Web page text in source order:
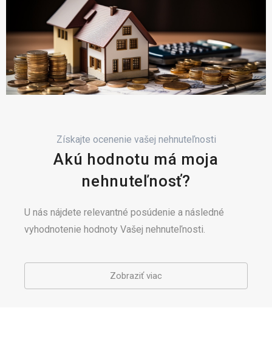
Získajte ocenenie vašej nehnuteľnosti
Akú hodnotu má moja
nehnuteľnosť?
U nás nájdete relevantné posúdenie a následné
vyhodnotenie hodnoty Vašej nehnuteľnosti.
Zobraziť viac